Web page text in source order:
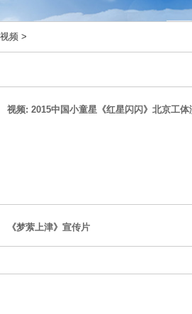
频 >
视频: 2015中国小童星《红星闪闪》北京工
《梦萦上津》宣传片